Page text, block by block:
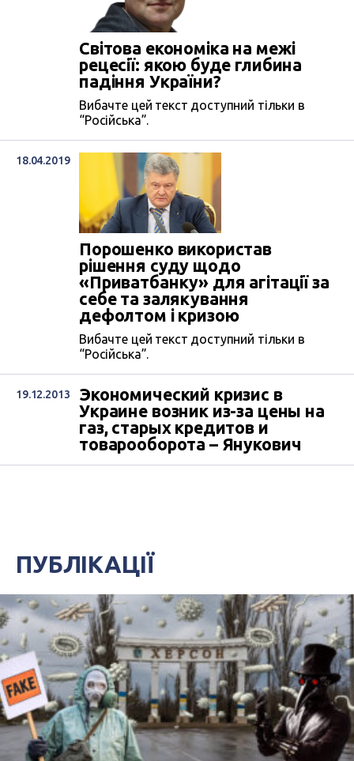
Світова економіка на межі
рецесії: якою буде глибина
падіння України?
Вибачте цей текст доступний тільки в
“Російська”.
18.04.2019
Порошенко використав
рішення суду щодо
«Приватбанку» для агітації за
себе та залякування
дефолтом і кризою
Вибачте цей текст доступний тільки в
“Російська”.
19.12.2013
Экономический кризис в
Украине возник из-за цены на
газ, старых кредитов и
товарооборота – Янукович
ПУБЛІКАЦІЇ